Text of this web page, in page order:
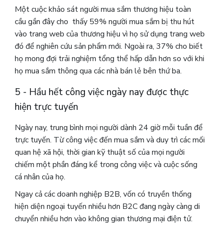
Một cuộc khảo sát người mua sắm thương hiệu toàn
cầu gần đây cho thấy 59% người mua sắm bị thu hút
vào trang web của thương hiệu vì họ sử dụng trang web
đó để nghiên cứu sản phẩm mới. Ngoài ra, 37% cho biết
họ mong đợi trải nghiệm tổng thể hấp dẫn hơn so với khi
họ mua sắm thông qua các nhà bán lẻ bên thứ ba.
5 - Hầu hết công việc ngày nay được thực
hiện trực tuyến
Ngày nay, trung bình mọi người dành 24 giờ mỗi tuần để
trực tuyến. Từ công việc đến mua sắm và duy trì các mối
quan hệ xã hội, thời gian kỹ thuật số của mọi người
chiếm một phần đáng kể trong công việc và cuộc sống
cá nhân của họ.
Ngay cả các doanh nghiệp B2B, vốn có truyền thống
hiện diện ngoại tuyến nhiều hơn B2C đang ngày càng di
chuyển nhiều hơn vào không gian thương mại điện tử.